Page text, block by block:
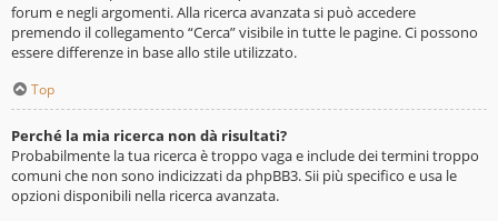
forum e negli argomenti. Alla ricerca avanzata si può accedere
premendo il collegamento “Cerca” visibile in tutte le pagine. Ci possono
essere differenze in base allo stile utilizzato.
Top
Perché la mia ricerca non dà risultati?
Probabilmente la tua ricerca è troppo vaga e include dei termini troppo
comuni che non sono indicizzati da phpBB3. Sii più specifico e usa le
opzioni disponibili nella ricerca avanzata.